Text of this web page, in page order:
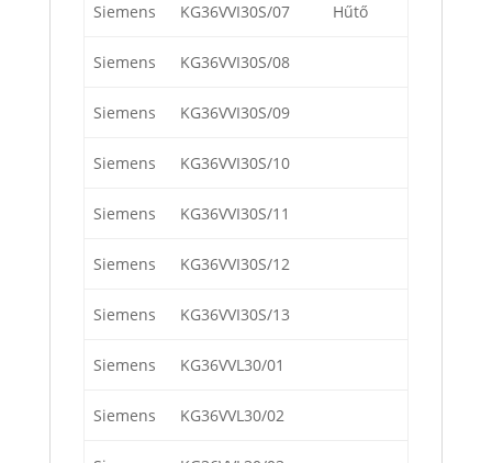
Siemens KG36VVI30S/07 Hűtő
Siemens KG36VVI30S/08
Siemens KG36VVI30S/09
Siemens KG36VVI30S/10
Siemens KG36VVI30S/11
Siemens KG36VVI30S/12
Siemens KG36VVI30S/13
Siemens KG36VVL30/01
Siemens KG36VVL30/02